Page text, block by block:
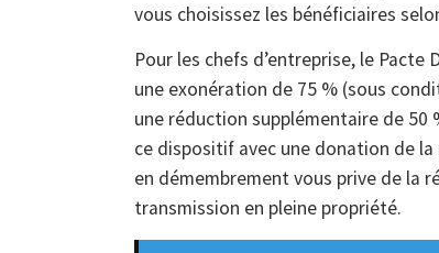
vous choisissez les bénéficiaires
Pour les chefs d’entreprise, le
une exonération de 75 % (sous
une réduction supplémentaire de 50
ce dispositif avec une donation de
en démembrement vous prive de la
transmission en pleine propriété.